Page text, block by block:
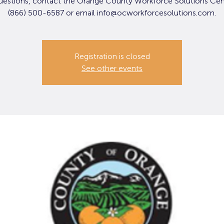
(866) 500-6587 or email info@ocworkforcesolutions.com.
Registration is closed
See other events